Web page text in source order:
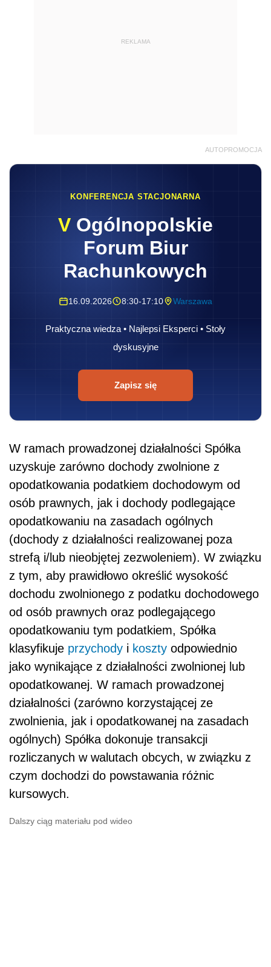
REKLAMA
AUTOPROMOCJA
KONFERENCJA STACJONARNA
V Ogólnopolskie
Forum Biur
Rachunkowych
16.09.2026 8:30-17:10 Warszawa
Praktyczna wiedza • Najlepsi Eksperci • Stoły
dyskusyjne
Zapisz się
W ramach prowadzonej działalności Spółka
uzyskuje zarówno dochody zwolnione z
opodatkowania podatkiem dochodowym od
osób prawnych, jak i dochody podlegające
opodatkowaniu na zasadach ogólnych
(dochody z działalności realizowanej poza
strefą i/lub nieobjętej zezwoleniem). W związku
z tym, aby prawidłowo określić wysokość
dochodu zwolnionego z podatku dochodowego
od osób prawnych oraz podlegającego
opodatkowaniu tym podatkiem, Spółka
klasyfikuje przychody i koszty odpowiednio
jako wynikające z działalności zwolnionej lub
opodatkowanej. W ramach prowadzonej
działalności (zarówno korzystającej ze
zwolnienia, jak i opodatkowanej na zasadach
ogólnych) Spółka dokonuje transakcji
rozliczanych w walutach obcych, w związku z
czym dochodzi do powstawania różnic
kursowych.
Dalszy ciąg materiału pod wideo